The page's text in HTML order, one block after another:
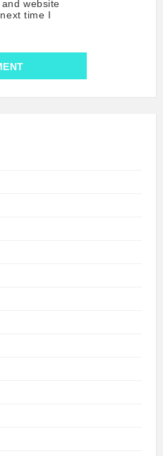
website
time I